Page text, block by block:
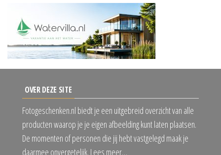
OVER DEZE SITE
Fotogeschenken.nl biedt je een uitgebreid overzicht van alle
producten waarop je je eigen afbeelding kunt laten plaatsen.
De momenten of personen die jij hebt vastgelegd maak je
daarmee onvergetelijk. Lees meer…